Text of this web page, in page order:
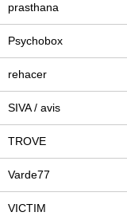
prasthana
Psychobox
rehacer
SIVA / avis
TROVE
Varde77
VICTIM